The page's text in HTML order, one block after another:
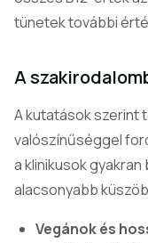
tünetek további
A
A kutatások szerint
valószínűséggel
a klinikusok
alacsonyabb
Vegánok és